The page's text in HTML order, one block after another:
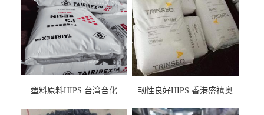
塑料原料HIPS 台湾台化
韧性良好HIPS 香港盛禧奥